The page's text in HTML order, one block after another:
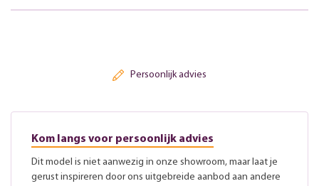
Persoonlijk advies
Kom langs voor persoonlijk advies
Dit model is niet aanwezig in onze showroom, maar laat je
gerust inspireren door ons uitgebreide aanbod aan andere